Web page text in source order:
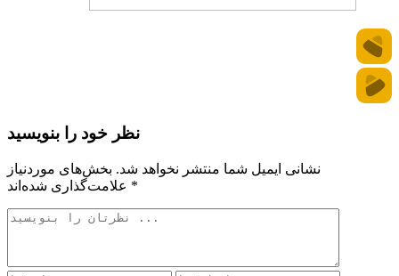
نظر خود را بنویسید
نشانی ایمیل شما منتشر نخواهد شد. بخش‌های موردنیاز
*